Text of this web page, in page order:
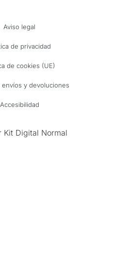
Aviso legal
de privacidad
de cookies (UE)
envíos y devoluciones
Accesibilidad